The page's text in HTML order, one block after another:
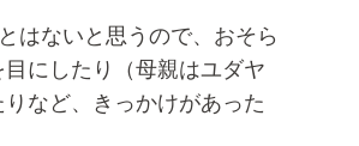
はないと思うので、おそら
にしたり（母親はユダヤ
など、きっかけがあった